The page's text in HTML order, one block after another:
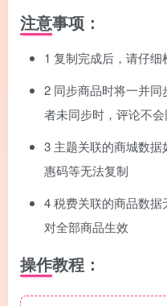
注意事项：
1 复制完成后，请仔
2 同步商品时将一并
者未同步时，评论不
3 主题关联的商城数
惠码等无法复制
4税费关联的商品数
对全部商品生效
操作教程：